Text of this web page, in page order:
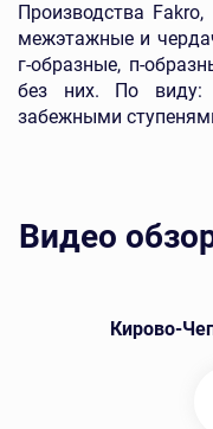
Производства
межэтажные и
г-образные, п-
без них. По виду:
забежными
Видео
Кирово-